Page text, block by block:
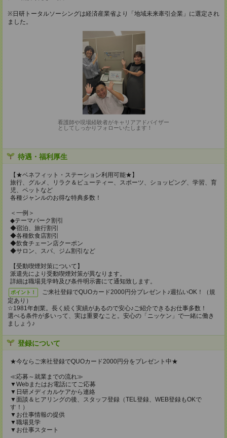
※日研トータルソーシングは経済産業省より「地域未来牽引企業」に選定され
ました。
看護師や現場経験者がキャリアアドバイザー
としてしっかりフォローいたします！
待遇・福利厚生
【★ベネフィット・ステーション利用可能★】
旅行、グルメ、リラク＆ビューティー、スポーツ、ショッピング、学習、育
児、ペットなど
各種ジャンルのお得な特典多数！
＜一例＞
◆テーマパーク割引
◆宿泊、旅行割引
◆各種飲食店割引
◆飲食チェーン店クーポン
◆サロン、スパ、ジム割引など
【受動喫煙対策について】
派遣先により受動喫煙対策が異なります。
詳細は職場見学時及び条件明示書にて通知致します。
ポイント！
ご来社登録でQUOカード2000円分プレゼント♪週払いOK！（規
定あり）
☆1981年創業。長く続く実績があるので安心♪ご紹介できるお仕事多数！
選べる条件が多いって、実は重要なこと。安心の「ニッケン」で一緒に働き
ましょう♪
登録について
★今ならご来社登録でQUOカード2000円分をプレゼント中★
≪応募～就業までの流れ≫
▼Webまたはお電話にてご応募
▼日研メディカルケアから連絡
▼面談＆ヒアリングの後、スタッフ登録（TEL登録、WEB登録もOKで
す！）
▼お仕事情報の提供
▼職場見学
▼お仕事スタート